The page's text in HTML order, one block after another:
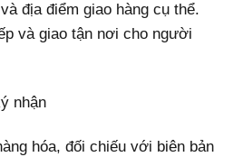
địa điểm giao hàng cụ thể.
và giao tận nơi cho người
nhận
hóa, đối chiếu với biên bản